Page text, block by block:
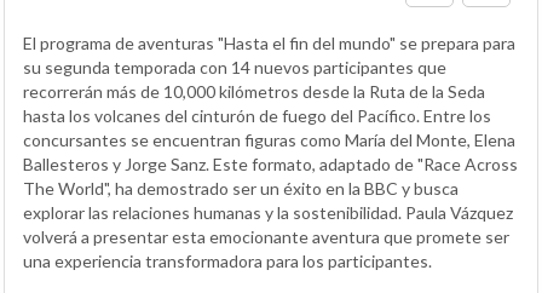
El programa de aventuras "Hasta el fin del mundo" se prepara para
su segunda temporada con 14 nuevos participantes que
recorrerán más de 10,000 kilómetros desde la Ruta de la Seda
hasta los volcanes del cinturón de fuego del Pacífico. Entre los
concursantes se encuentran figuras como María del Monte, Elena
Ballesteros y Jorge Sanz. Este formato, adaptado de "Race Across
The World", ha demostrado ser un éxito en la BBC y busca
explorar las relaciones humanas y la sostenibilidad. Paula Vázquez
volverá a presentar esta emocionante aventura que promete ser
una experiencia transformadora para los participantes.